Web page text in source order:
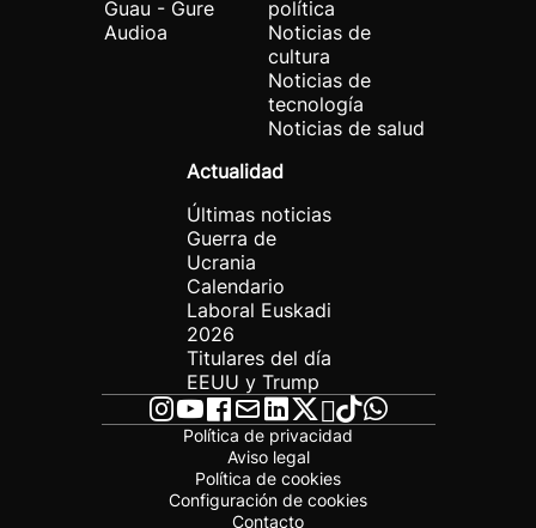
Guau - Gure
Audioa
política
Noticias de
cultura
Noticias de
tecnología
Noticias de salud
Actualidad
Últimas noticias
Guerra de
Ucrania
Calendario
Laboral Euskadi
2026
Titulares del día
EEUU y Trump
Política de privacidad
Aviso legal
Política de cookies
Configuración de cookies
Contacto